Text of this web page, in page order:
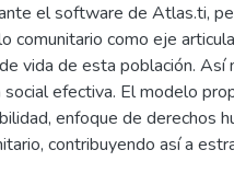
el software de Atlas.ti,
comunitario como eje
vida de esta población.
social efectiva. El modelo
enfoque de derechos
contribuyendo así a